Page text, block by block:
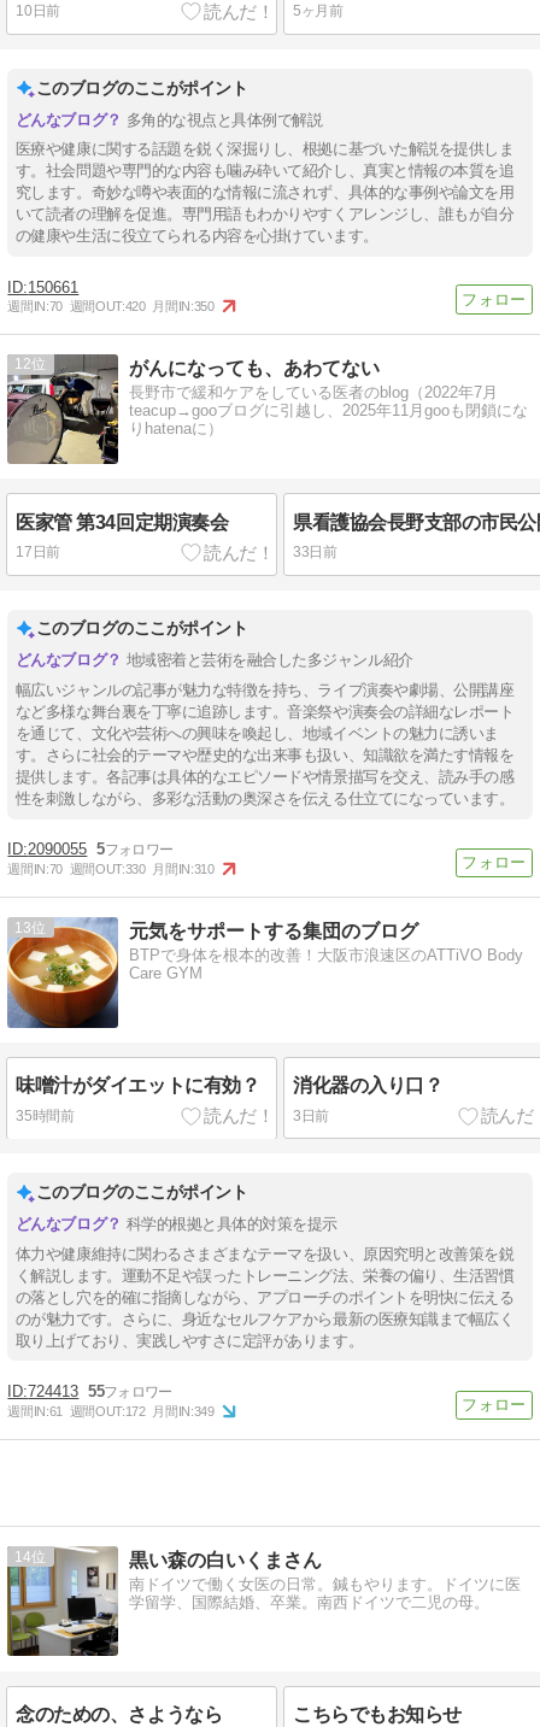
10日前 5ヶ月前
このブログのここがポイント
多角的な視点と具体例で解説
医療や健康に関する話題を鋭く深掘りし、根拠に基づいた解説を提供しま
す。社会問題や専門的な内容も噛み砕いて紹介し、真実と情報の本質を追
究します。奇妙な噂や表面的な情報に流されず、具体的な事例や論文を用
いて読者の理解を促進。専門用語もわかりやすくアレンジし、誰もが自分
の健康や生活に役立てられる内容を心掛けています。
150661
週間IN:70 週間OUT:420 月間IN:350
12 がんになっても、あわてない
長野市で緩和ケアをしている医者のblog（2022年7月
teacup→gooブログに引越し、2025年11月gooも閉鎖にな
りhatenaに）
医家管 第34回定期演奏会
17日前 33日前
このブログのここがポイント
地域密着と芸術を融合した多ジャンル紹介
幅広いジャンルの記事が魅力な特徴を持ち、ライブ演奏や劇場、公開講座
など多様な舞台裏を丁寧に追跡します。音楽祭や演奏会の詳細なレポート
を通じて、文化や芸術への興味を喚起し、地域イベントの魅力に誘いま
す。さらに社会的テーマや歴史的な出来事も扱い、知識欲を満たす情報を
提供します。各記事は具体的なエピソードや情景描写を交え、読み手の感
性を刺激しながら、多彩な活動の奥深さを伝える仕立てになっています。
2090055 5
週間IN:70 週間OUT:330 月間IN:310
13 元気をサポートする集団のブログ
BTPで身体を根本的改善！大阪市浪速区のATTiVO Body
Care GYM
味噌汁がダイエットに有効？
35時間前
消化器の入り口？
3日前
このブログのここがポイント
科学的根拠と具体的対策を提示
体力や健康維持に関わるさまざまなテーマを扱い、原因究明と改善策を鋭
く解説します。運動不足や誤ったトレーニング法、栄養の偏り、生活習慣
の落とし穴を的確に指摘しながら、アプローチのポイントを明快に伝える
のが魅力です。さらに、身近なセルフケアから最新の医療知識まで幅広く
取り上げており、実践しやすさに定評があります。
724413 55
週間IN:61 週間OUT:172 月間IN:349
14 黒い森の白いくまさん
南ドイツで働く女医の日常。鍼もやります。ドイツに医
学留学、国際結婚、卒業。南西ドイツで二児の母。
念のための、さようなら こちらでもお知らせ